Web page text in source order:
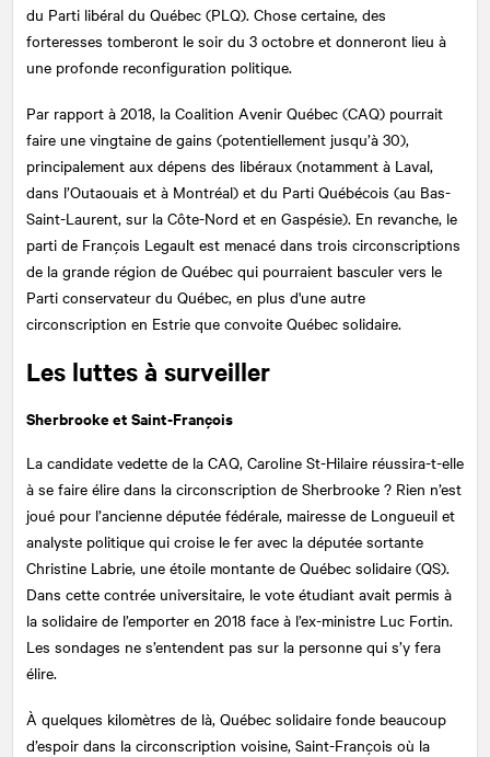
du Parti libéral du Québec (PLQ). Chose certaine, des
forteresses tomberont le soir du 3 octobre et donneront lieu à
une profonde reconfiguration politique.
Par rapport à 2018, la Coalition Avenir Québec (CAQ) pourrait
faire une vingtaine de gains (potentiellement jusqu’à 30),
principalement aux dépens des libéraux (notamment à Laval,
dans l’Outaouais et à Montréal) et du Parti Québécois (au Bas-
Saint-Laurent, sur la Côte-Nord et en Gaspésie). En revanche, le
parti de François Legault est menacé dans trois circonscriptions
de la grande région de Québec qui pourraient basculer vers le
Parti conservateur du Québec, en plus d'une autre
circonscription en Estrie que convoite Québec solidaire.
Les luttes à surveiller
Sherbrooke et Saint-François
La candidate vedette de la CAQ, Caroline St-Hilaire réussira-t-elle
à se faire élire dans la circonscription de Sherbrooke ? Rien n’est
joué pour l’ancienne députée fédérale, mairesse de Longueuil et
analyste politique qui croise le fer avec la députée sortante
Christine Labrie, une étoile montante de Québec solidaire (QS).
Dans cette contrée universitaire, le vote étudiant avait permis à
la solidaire de l’emporter en 2018 face à l’ex-ministre Luc Fortin.
Les sondages ne s’entendent pas sur la personne qui s’y fera
élire.
À quelques kilomètres de là, Québec solidaire fonde beaucoup
d’espoir dans la circonscription voisine, Saint-François où la